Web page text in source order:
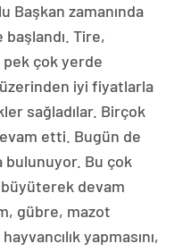
Başkan zamanında
Tire,
pek çok yerde
iyi fiyatlarla
sağladılar. Birçok
etti. Bugün de
bulunuyor. Bu çok
devam
gübre, mazot
yapmasını,